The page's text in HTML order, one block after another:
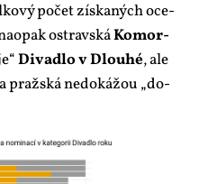
po­čet zís­ka­ných oce­
os­t­rav­skáKo­mor­
Di­va­dlo v Dlou­hé, ale
praž­ská ne­do­ká­žou „do­